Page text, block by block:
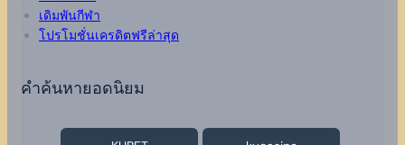
เดิมพันกีฬา
โปรโมชั่นเครดิตฟรีล่าสุด
คำค้นหายอดนิยม